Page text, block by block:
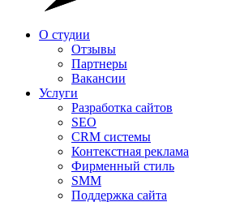
О студии
Отзывы
Партнеры
Вакансии
Услуги
Разработка сайтов
SEO
CRM системы
Контекстная реклама
Фирменный стиль
SMM
Поддержка сайта